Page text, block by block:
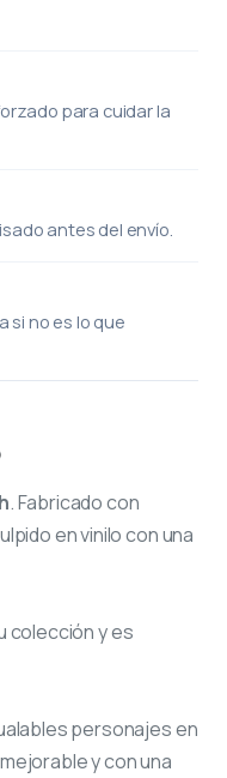
para cuidar la
antes del envío.
si no es lo que
. Fabricado con
en vinilo con una
colección y es
personajes en
y con una